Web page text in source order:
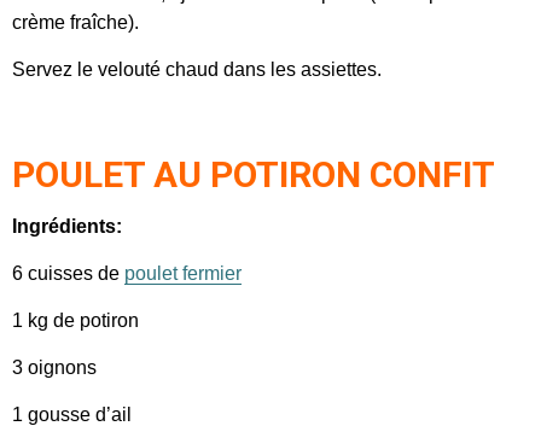
crème fraîche).
Servez le velouté chaud dans les assiettes.
POULET AU POTIRON CONFIT
Ingrédients:
6 cuisses de poulet fermier
1 kg de potiron
3 oignons
1 gousse d’ail